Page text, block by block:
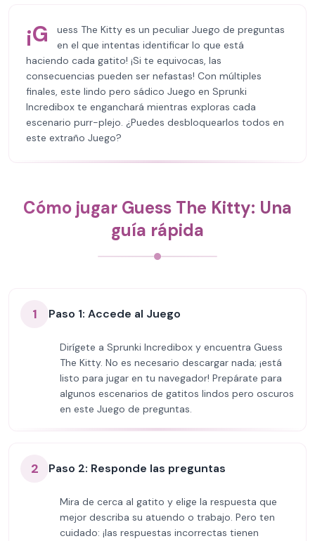
¡G
uess The Kitty es un peculiar Juego de preguntas
en el que intentas identificar lo que está
haciendo cada gatito! ¡Si te equivocas, las
consecuencias pueden ser nefastas! Con múltiples
finales, este lindo pero sádico Juego en Sprunki
Incredibox te enganchará mientras exploras cada
escenario purr-plejo. ¿Puedes desbloquearlos todos en
este extraño Juego?
Cómo jugar Guess The Kitty: Una
guía rápida
1 Paso 1: Accede al Juego
Dirígete a Sprunki Incredibox y encuentra Guess
The Kitty. No es necesario descargar nada; ¡está
listo para jugar en tu navegador! Prepárate para
algunos escenarios de gatitos lindos pero oscuros
en este Juego de preguntas.
2 Paso 2: Responde las preguntas
Mira de cerca al gatito y elige la respuesta que
mejor describa su atuendo o trabajo. Pero ten
cuidado: ¡las respuestas incorrectas tienen